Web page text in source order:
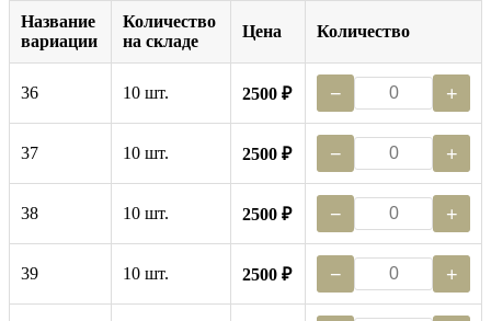
Название
вариации
Количество
на складе
Цена Количество
36 10 шт. 2500 ₽ − +
37 10 шт. 2500 ₽ − +
38 10 шт. 2500 ₽ − +
39 10 шт. 2500 ₽ − +